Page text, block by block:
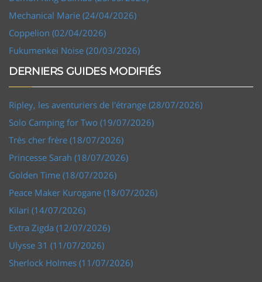
Mechanical Marie (24/04/2026)
Coppelion (02/04/2026)
Fukumenkei Noise (20/03/2026)
DERNIERS GUIDES MODIFIÉS
Ripley, les aventuriers de l'étrange (28/07/2026)
Solo Camping for Two (19/07/2026)
Très cher frère (18/07/2026)
Princesse Sarah (18/07/2026)
Golden Time (18/07/2026)
Peace Maker Kurogane (18/07/2026)
Kilari (14/07/2026)
Extra Zigda (12/07/2026)
Ulysse 31 (11/07/2026)
Sherlock Holmes (11/07/2026)